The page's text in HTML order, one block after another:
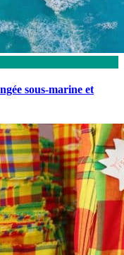
sous-marine et